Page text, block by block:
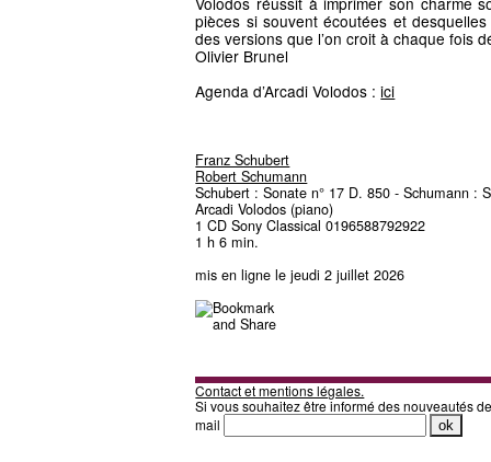
pièces si souvent écoutées et
des versions que l’on croit à chaque fois
Olivier Brunel
Agenda d’Arcadi Volodos :ici
Franz Schubert
Robert Schumann
Schubert : Sonate n° 17 D. 850 - Schumann :
Arcadi Volodos (piano)
1 CD Sony Classical 0196588792922
1 h 6 min.
mis en ligne le jeudi 2 juillet 2026
Contact et mentions légales.
Si vous souhaitez être informé des nouveautés
mail